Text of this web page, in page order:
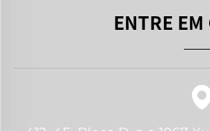
ENTRE EM